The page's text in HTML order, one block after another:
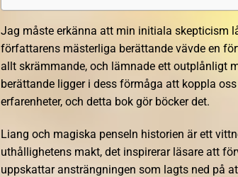
Jag måste erkänna att min initiala skepticism
författarens mästerliga berättande vävde en
allt skrämmande, och lämnade ett outplånligt
berättande ligger i dess förmåga att koppla
erfarenheter, och detta bok gör böcker det.
Liang och magiska penseln historien är ett
uthållighetens makt, det inspirerar läsare att
uppskattar ansträngningen som lagts ned på